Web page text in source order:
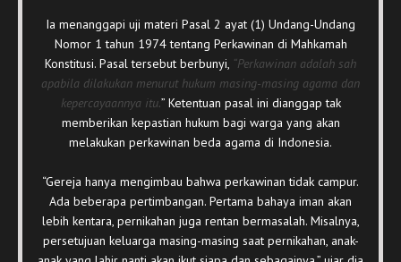
Ia menanggapi uji materi Pasal 2 ayat (1) Undang-Undang
Nomor 1 tahun 1974 tentang Perkawinan di Mahkamah
Konstitusi. Pasal tersebut berbunyi, “Perkawinan adalah sah
apabila dilakukan menurut hukum masing-masing agama dan
kepercayaannya itu.” Ketentuan pasal ini dianggap tak
memberikan kepastian hukum bagi warga yang akan
melakukan perkawinan beda agama di Indonesia.
“Gereja hanya mengimbau bahwa perkawinan tidak campur.
Ada beberapa pertimbangan. Pertama bahaya iman akan
lebih kentara, pernikahan juga rentan bermasalah. Misalnya,
persetujuan keluarga masing-masing saat pernikahan, anak-